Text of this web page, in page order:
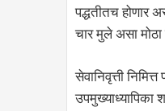
पद्धतीतच होणार
चार मुले असा मोठा
सेवानिवृत्ती
उपमुख्याध्यापिका